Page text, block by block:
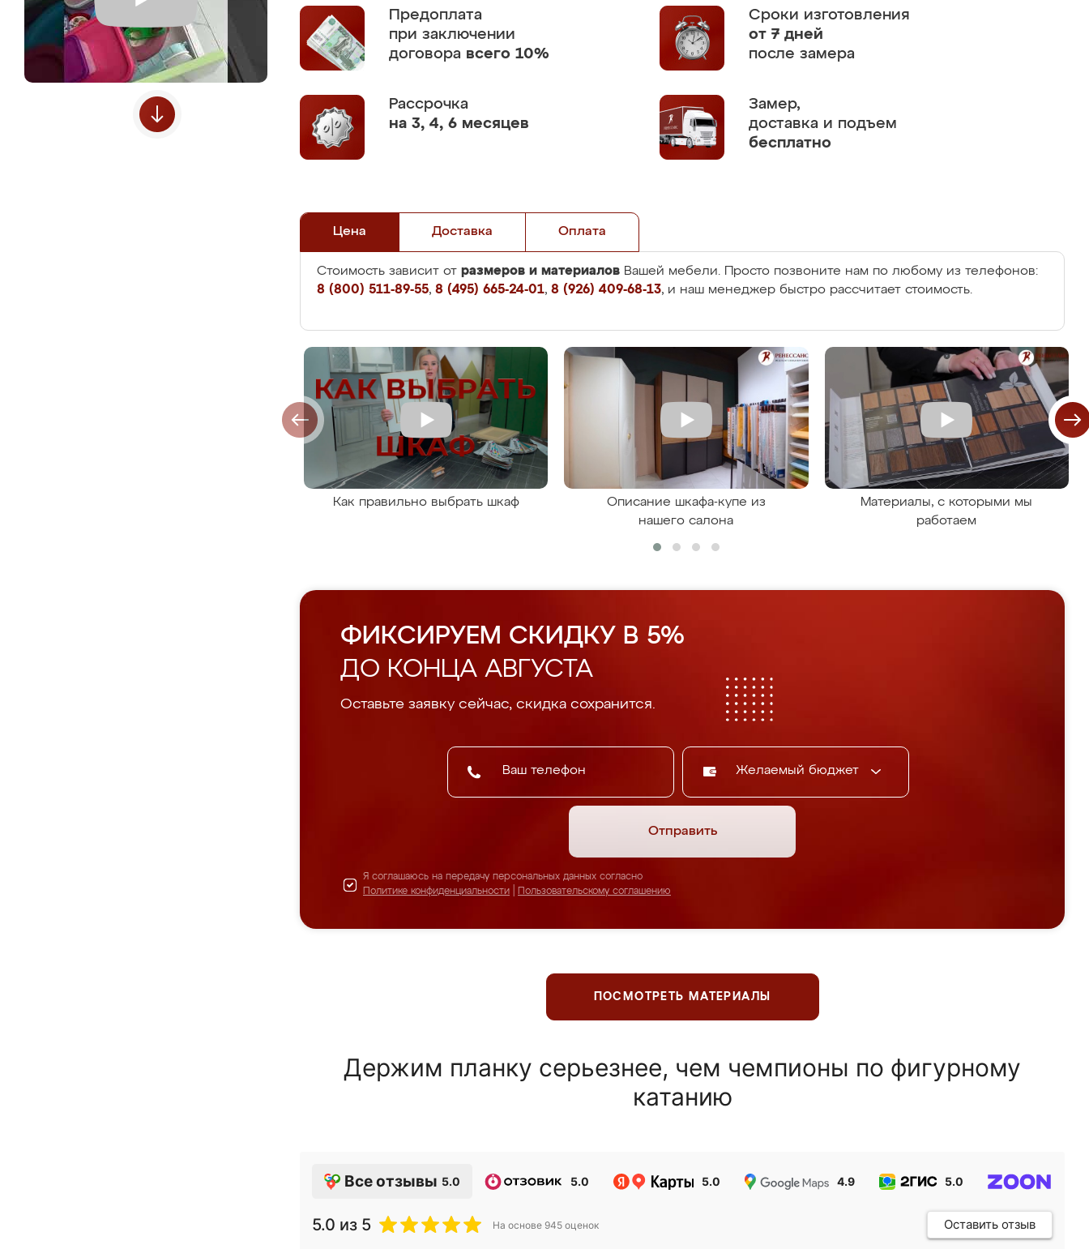
Предоплата
при заключении
договора всего 10%
Сроки изготовления
от 7 дней
после замера
Рассрочка
на 3, 4, 6 месяцев
Замер,
доставка и подъем
бесплатно
Цена Доставка Оплата
Стоимость зависит от размеров и материалов Вашей мебели. Просто позвоните нам по любому из телефонов:
8 (800) 511-89-55, 8 (495) 665-24-01, 8 (926) 409-68-13, и наш менеджер быстро рассчитает стоимость.
Как правильно выбрать шкаф
Описание шкафа-купе из
нашего салона
Материалы, с которыми мы
работаем
ФИКСИРУЕМ СКИДКУ В 5%
ДО КОНЦА АВГУСТА
Оставьте заявку сейчас, скидка сохранится.
Желаемый бюджет
Отправить
Я соглашаюсь на передачу персональных данных согласно
Политике конфиденциальности
Пользовательскому соглашению
ПОСМОТРЕТЬ МАТЕРИАЛЫ
Держим планку серьезнее, чем чемпионы по фигурному
катанию
Все отзывы 5.0 5.0 5.0 4.9 5.0
5.0 из 5 На основе 945 оценок Оставить отзыв